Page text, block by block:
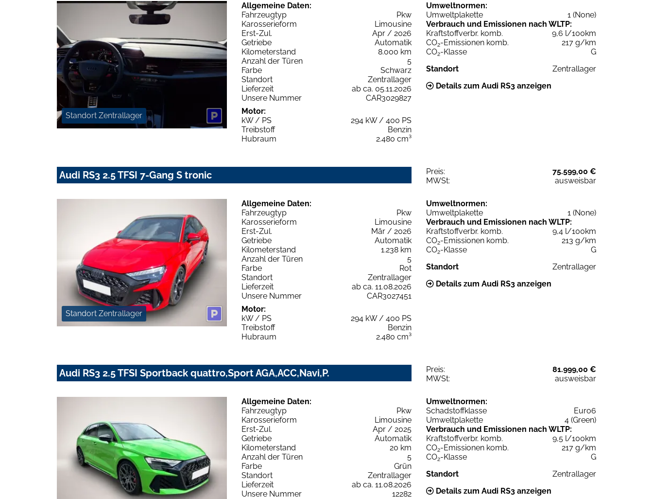
Standort Zentrallager
Allgemeine Daten:
Fahrzeugtyp
Pkw
Karosserieform
Limousine
Erst-Zul.
Apr / 2026
Getriebe
Automatik
Kilometerstand
8.000 km
Anzahl der Türen
5
Farbe
Schwarz
Standort
Zentrallager
Lieferzeit
ab ca. 05.11.2026
Unsere Nummer
CAR3029827
Motor:
kW / PS
294 kW / 400 PS
Treibstoff
Benzin
Hubraum
2.480 cm³
Umweltnormen:
Umweltplakette
1 (None)
Verbrauch und Emissionen nach WLTP:
Kraftstoffverbr. komb.
9,6 l/100km
CO2-Emissionen komb.
217 g/km
CO2-Klasse
G
Standort
Zentrallager
Details zum Audi RS3 anzeigen
Audi RS3 2.5 TFSI 7-Gang S tronic Preis:
75.599,00 €
MWSt:
ausweisbar
Standort Zentrallager
Allgemeine Daten:
Fahrzeugtyp
Pkw
Karosserieform
Limousine
Erst-Zul.
Mär / 2026
Getriebe
Automatik
Kilometerstand
1.238 km
Anzahl der Türen
5
Farbe
Rot
Standort
Zentrallager
Lieferzeit
ab ca. 11.08.2026
Unsere Nummer
CAR3027451
Motor:
kW / PS
294 kW / 400 PS
Treibstoff
Benzin
Hubraum
2.480 cm³
Umweltnormen:
Umweltplakette
1 (None)
Verbrauch und Emissionen nach WLTP:
Kraftstoffverbr. komb.
9,4 l/100km
CO2-Emissionen komb.
213 g/km
CO2-Klasse
G
Standort
Zentrallager
Details zum Audi RS3 anzeigen
Audi RS3 2.5 TFSI Sportback quattro,Sport AGA,ACC,Navi,P. Preis:
81.999,00 €
MWSt:
ausweisbar
Allgemeine Daten:
Fahrzeugtyp
Pkw
Karosserieform
Limousine
Erst-Zul.
Apr / 2025
Getriebe
Automatik
Kilometerstand
20 km
Anzahl der Türen
5
Farbe
Grün
Standort
Zentrallager
Lieferzeit
ab ca. 11.08.2026
Unsere Nummer
12282
Umweltnormen:
Schadstoffklasse
Euro6
Umweltplakette
4 (Green)
Verbrauch und Emissionen nach WLTP:
Kraftstoffverbr. komb.
9,5 l/100km
CO2-Emissionen komb.
217 g/km
CO2-Klasse
G
Standort
Zentrallager
Details zum Audi RS3 anzeigen